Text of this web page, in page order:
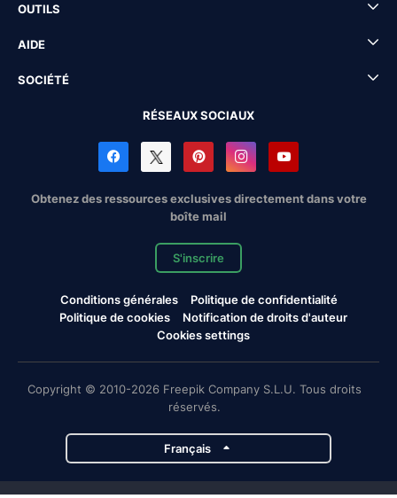
OUTILS
AIDE
SOCIÉTÉ
RÉSEAUX SOCIAUX
Obtenez des ressources exclusives directement dans votre
boîte mail
S'inscrire
Conditions générales
Politique de confidentialité
Politique de cookies
Notification de droits d'auteur
Cookies settings
Copyright © 2010-2026 Freepik Company S.L.U. Tous droits
réservés.
Français